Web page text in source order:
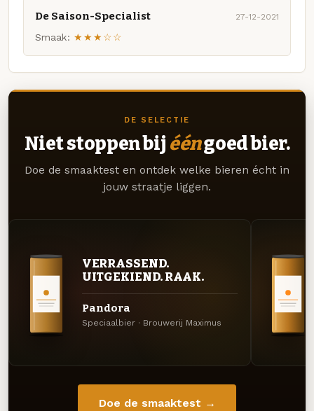
De Saison-Specialist 27-12-2021
Smaak: ★★★☆☆
DE SELECTIE
Niet stoppen bij ééngoed bier.
Doe de smaaktest en ontdek welke bieren écht in
jouw straatje liggen.
VERRASSEND.
UITGEKIEND. RAAK.
Pandora
Speciaalbier · Brouwerij Maximus
Doe de smaaktest →